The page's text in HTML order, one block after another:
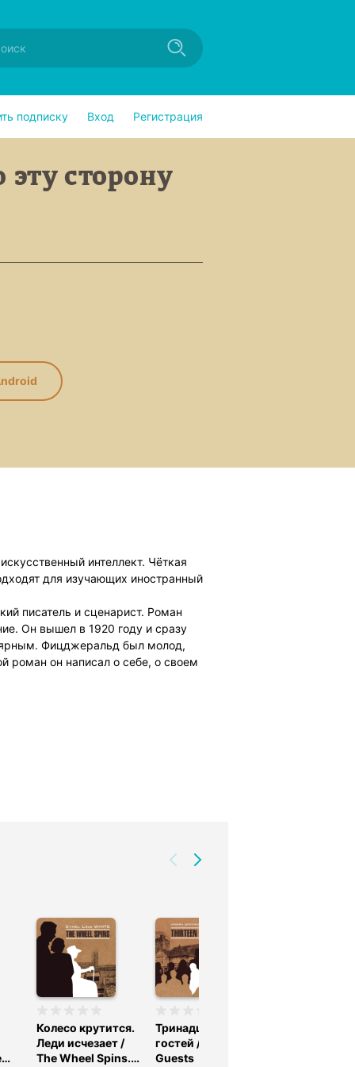
подписку Вход Регистрация
сторону
интеллект. Чёткая
для изучающих иностранный
писатель и сценарист. Роман
Он вышел в 1920 году и сразу
Фицджеральд был молод,
роман он написал о себе, о своем
Колесо крутится.
Леди исчезает /
The Wheel Spins.
Тринадцать
гостей / Thirteen
Guests